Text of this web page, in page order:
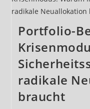
Portfolio-
radikale
braucht